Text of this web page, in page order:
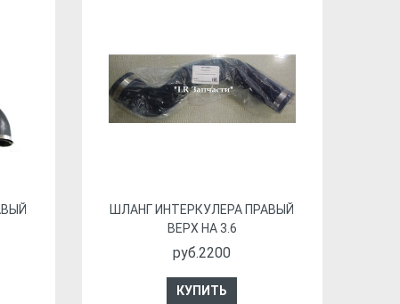
ШЛАНГ ИНТЕРКУЛЕРА ПРАВЫЙ
ВЕРХ НА 3.6
руб.2200
КУПИТЬ